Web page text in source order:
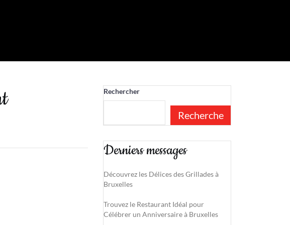
Rechercher
Recherche
Derniers messages
Découvrez les Délices des Grillades à
Bruxelles
Trouvez le Restaurant Idéal pour
Célébrer un Anniversaire à Bruxelles